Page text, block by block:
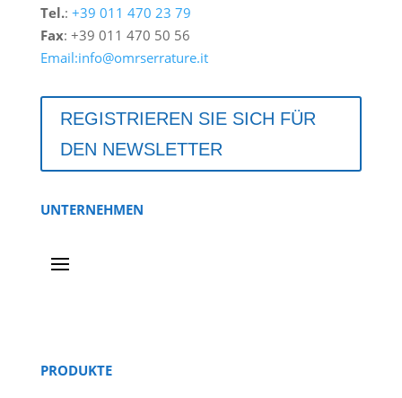
Tel.: +39 011 470 23 79
Fax: +39 011 470 50 56
Email:info@omrserrature.it
REGISTRIEREN SIE SICH FÜR
DEN NEWSLETTER
UNTERNEHMEN
PRODUKTE